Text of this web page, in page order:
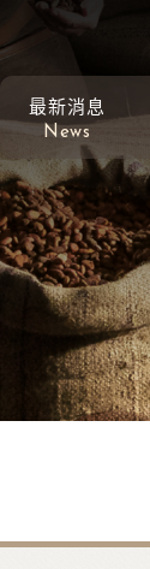
最新消息
News